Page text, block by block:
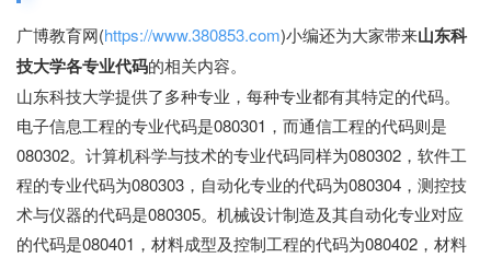
广博教育网(https://www.380853.com)小编还为大家带来山东科
技大学各专业代码的相关内容。
山东科技大学提供了多种专业，每种专业都有其特定的代码。
电子信息工程的专业代码是080301，而通信工程的代码则是
080302。计算机科学与技术的专业代码同样为080302，软件工
程的专业代码为080303，自动化专业的代码为080304，测控技
术与仪器的代码是080305。机械设计制造及其自动化专业对应
的代码是080401，材料成型及控制工程的代码为080402，材料